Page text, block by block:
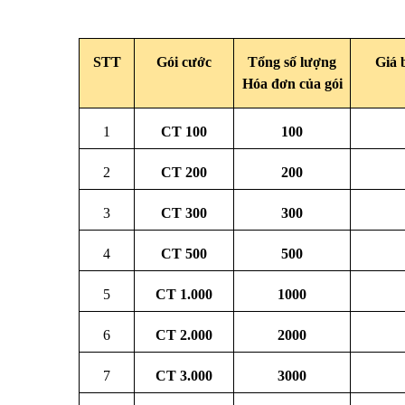
STT Gói cước
Tổng số lượng
Hóa đơn của gói
Giá
1 CT 100 100
2 CT 200 200
3 CT 300 300
4 CT 500 500
5 CT 1.000 1000
6 CT 2.000 2000
7 CT 3.000 3000